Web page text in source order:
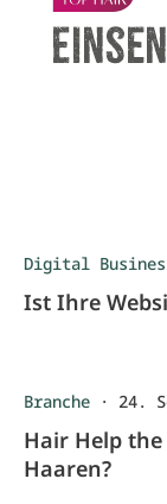
Digital
Ist Ihre
Branche · 24.
Hair Help
Haaren?